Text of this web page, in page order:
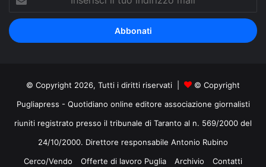
tuo
indirizzo
mail
© Copyright 2026, Tutti i diritti riservati |
© Copyright
Pugliapress - Quotidiano online editore associazione giornalisti
riuniti registrato presso il tribunale di Taranto al n. 569/2000 del
24/10/2000. Direttore responsabile Antonio Rubino
Cerco/Vendo
Offerte di lavoro Puglia Archivio
Contatti